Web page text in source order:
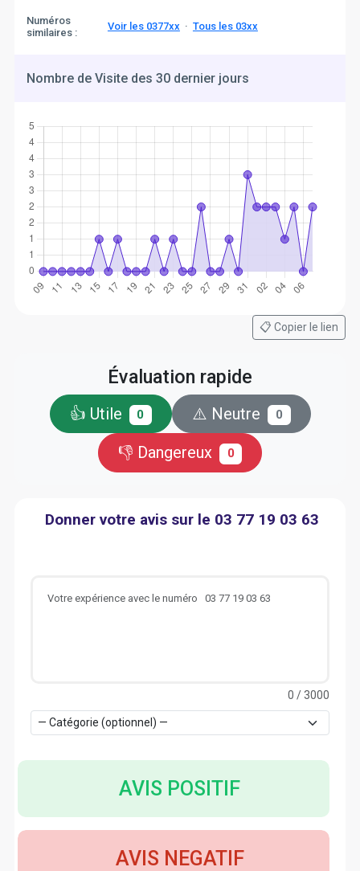
Numéros
similaires :
Voir les 0377xx· Tous les 03xx
Nombre de Visite des 30 dernier jours
📋 Copier le lien
Évaluation rapide
👍 Utile 0 ⚠️ Neutre 0
👎 Dangereux 0
Donner votre avis sur le 03 77 19 03 63
0 / 3000
AVIS POSITIF
AVIS NEGATIF